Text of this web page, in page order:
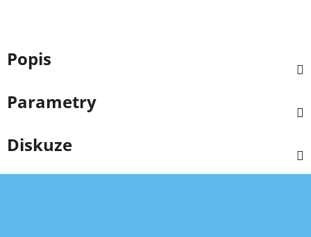
Popis
Parametry
Diskuze
Z